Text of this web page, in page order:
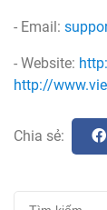
- Email:
- Website:
http://
Chia sẻ: